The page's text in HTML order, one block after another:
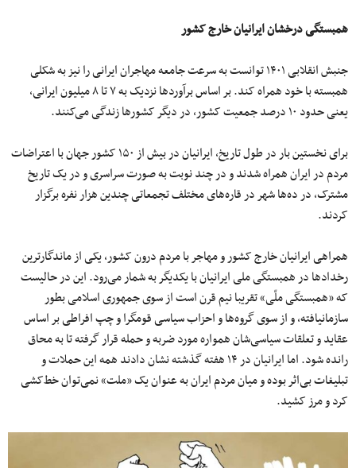
همبستگی درخشان ایرانیان خارج کشور
جنبش انقلابی ۱۴۰۱ توانست به سرعت جامعه مهاجران ایرانی را نیز به شکلی
همبسته با خود همراه کند. بر اساس برآوردها نزدیک به ۷ تا ۸ میلیون ایرانی،
یعنی حدود ۱۰ درصد جمعیت کشور، در دیگر کشورها زندگی می‌کنند.
برای نخستین‌ بار در طول تاریخ، ایرانیان در بیش از ۱۵۰ کشور جهان با اعتراضات
مردم در ایران همراه شدند و در چند نوبت به صورت سراسری و در یک تاریخ
مشترک، در ده‌ها شهر در قاره‌های مختلف تجمعاتی چندین هزار نفره برگزار
کردند.
همراهی ایرانیان خارج کشور و مهاجر با مردم درون کشور، یکی از ماندگارترین
رخدادها در همبستگی ملی ایرانیان با یکدیگر به شمار می‌رود. این در حالیست
که «همبستگی ملّی» تقریبا نیم قرن است از سوی جمهوری اسلامی بطور
سازمانیافته، و از سوی گروه‌ها و احزاب سیاسی قومگرا و چپ افراطی بر اساس
عقاید و تعلقات سیاسی‌شان همواره مورد ضربه و حمله قرار گرفته تا به محاق
رانده شود. اما ایرانیان در ۱۴ هفته گذشته نشان دادند همه این حملات و
تبلیغات بی‌اثر بوده و میان مردم ایران به عنوان یک «ملت» نمی‌توان خط‌کشی
کرد و مرز کشید.